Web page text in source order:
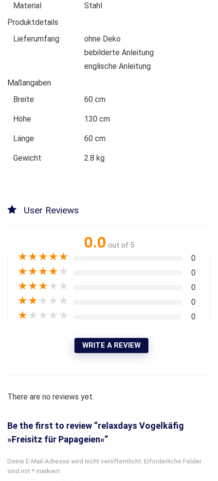
Material
Stahl
Produktdetails
Lieferumfang
ohne Deko
bebilderte Anleitung
englische Anleitung
Maßangaben
Breite
60 cm
Höhe 130 cm
Länge 60 cm
Gewicht 2.8 kg
User Reviews
0.0 out of 5
★★★★★ 0
★★★★ ★ 0
★★★ ★ ★ 0
★★ ★ ★ ★ 0
★ ★ ★ ★ ★ 0
WRITE A REVIEW
There are no reviews yet.
Be the first to review “relaxdays Vogelkäfig
»Freisitz für Papageien«”
Deine E-Mail-Adresse wird nicht veröffentlicht. Erforderliche Felder
sind mit * markiert